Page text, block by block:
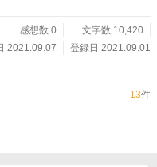
感想数 0
文字数 10,420
2021.09.07
登録日 2021.09.01
13件